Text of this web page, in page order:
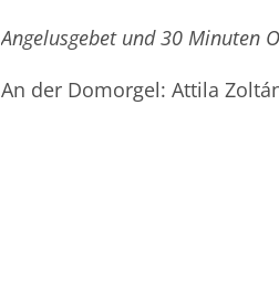
Angelusgebet und 30 Minuten
An der Domorgel: Attila